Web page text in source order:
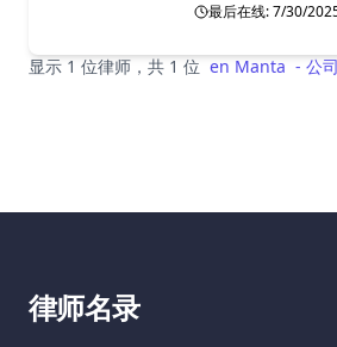
最后在线: 7/30/
显示 1 位律师，共 1 位 en Manta - 公
律师名录